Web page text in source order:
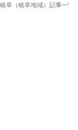
岐阜（岐阜地域）記事一覧